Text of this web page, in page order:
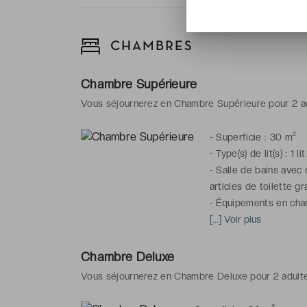
CHAMBRES
Chambre Supérieure
Vous séjournerez en Chambre Supérieure pour 2
-Superficie : 30 m²
-Type(s) de lit(s) : 1
-Salle de bains avec
articles de toilette
- Équipements en
télévision & Hi-Fi,
[...] Voir plus
Chambre Deluxe
Vous séjournerez en Chambre Deluxe pour 2